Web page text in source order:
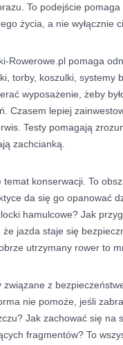
To podejście
życia, a nie wyłącznie
Rowerowe.pl pomaga
torby, koszulki, systemy
wyposażenie, żeby
Czasem lepiej
Testy pomagają
zachcianką.
konserwacji. To
da się go opanować
hamulcowe? Jak
jazda staje się
utrzymany rower to
z
nie pomoże, jeśli
Jak zachować się na
fragmentów? To